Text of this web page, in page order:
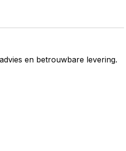
en betrouwbare levering.